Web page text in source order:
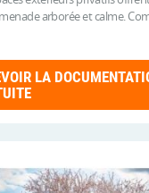
arborée et calme.
LA